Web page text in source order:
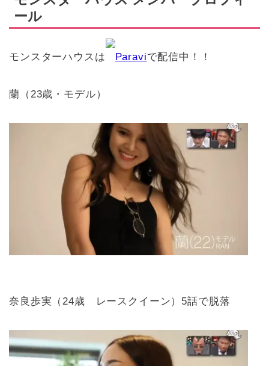
ール
モンスターハウスは Paraviで配信中！！
蘭（23歳・モデル）
奈良歩実（24歳 レースクイーン）5話で脱落